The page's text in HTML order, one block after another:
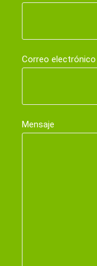
Correo electrónico
Mensaje